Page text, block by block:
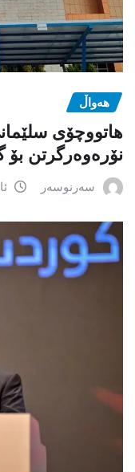
هەواڵ
هاتووچۆی
نۆرەوەرگرتن بۆ
سەرنوسەر